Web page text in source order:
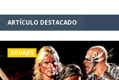
ARTÍCULO DESTACADO
RODAJES